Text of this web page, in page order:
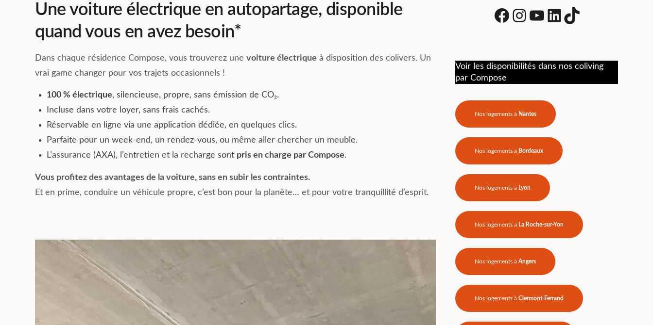
Une voiture électrique en autopartage, disponible
quand vous en avez besoin*
Dans chaque résidence Compose, vous trouverez une voiture électrique à disposition des colivers. Un
vrai game changer pour vos trajets occasionnels !
100 % électrique, silencieuse, propre, sans émission de CO₂.
Incluse dans votre loyer, sans frais cachés.
Réservable en ligne via une application dédiée, en quelques clics.
Parfaite pour un week-end, un rendez-vous, ou même aller chercher un meuble.
L’assurance (AXA), l’entretien et la recharge sont pris en charge par Compose.
Vous profitez des avantages de la voiture, sans en subir les contraintes.
Et en prime, conduire un véhicule propre, c’est bon pour la planète… et pour votre tranquillité d’esprit.
Facebook
Instagram
Youtube
LinkedIn
tiktok
Voir les disponibilités dans nos coliving
par Compose
Nos logements à Nantes
Nos logements à Bordeaux
Nos logements à Lyon
Nos logements à La Roche-sur-Yon
Nos logements à Angers
Nos logements à Clermont-Ferrand